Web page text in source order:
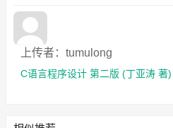
上传者：tumulong
C语言程序设计 第二版 (丁亚涛 著